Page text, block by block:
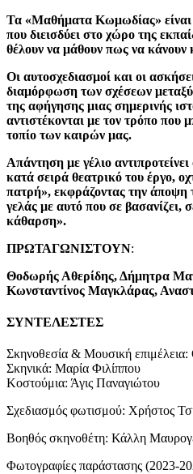
Τα «Μαθήματα Κωμωδίας» είναι
που διεισδύει στο χώρο της
θέλουν να μάθουν πως να
Οι αυτοσχεδιασμοί και οι
διαμόρφωση των σχέσεων μεταξύ
της αφήγησης μιας σημερινής
αντιστέκονται με τον τρόπο που
τοπίο των καιρών μας.
Απάντηση με γέλιο
κατά σειρά θεατρικό του έργο,
πατρή», εκφράζοντας την άποψη
γελάς με αυτό που σε βασανίζει,
κάθαρση».
ΠΡΩΤΑΓΩΝΙΣΤΟΥΝ:
Θοδωρής Αθερίδης, Δήμητρα
Κωνσταντίνος Μαγκλάρας,
ΣΥΝΤΕΛΕΣΤΕΣ
Σκηνοθεσία & Μουσική
Σκηνικά: Μαρία Φιλίππου
Κοστούμια: Άγις Παναγιώτου
Σχεδιασμός φωτισμού: Χρήστος
Βοηθός σκηνοθέτη: Κάλλη
Φωτογραφίες παράστασης (2023-